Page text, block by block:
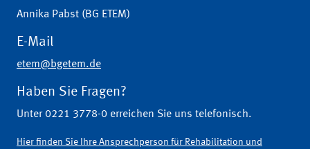
Annika Pabst (BG ETEM)
E-Mail
etem@bgetem.de
Haben Sie Fragen?
Unter 0221 3778-0 erreichen Sie uns telefonisch.
Hier finden Sie Ihre Ansprechperson für Rehabilitation und